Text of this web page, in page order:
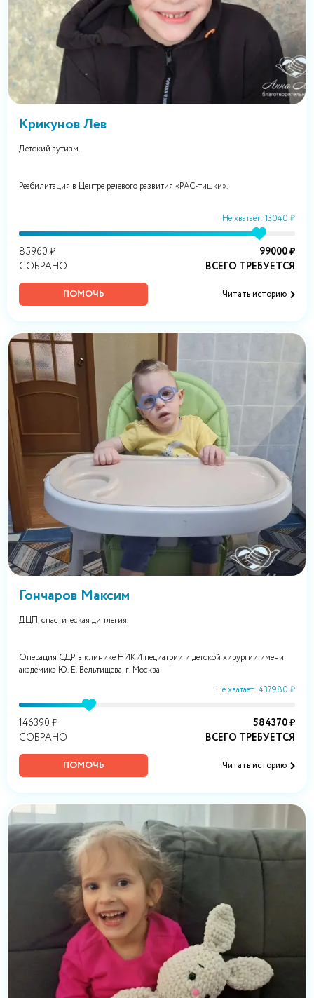
Крикунов Лев
Детский аутизм.
Реабилитация в Центре речевого развития «РАС-тишки».
Не хватает: 13040 ₽
85960 ₽
СОБРАНО
99000 ₽
ВСЕГО ТРЕБУЕТСЯ
ПОМОЧЬ Читать историю
Гончаров Максим
ДЦП, спастическая диплегия.
Операция СДР в клинике НИКИ педиатрии и детской хирургии имени
академика Ю. Е. Вельтищева, г. Москва
Не хватает: 437980 ₽
146390 ₽
СОБРАНО
584370 ₽
ВСЕГО ТРЕБУЕТСЯ
ПОМОЧЬ Читать историю